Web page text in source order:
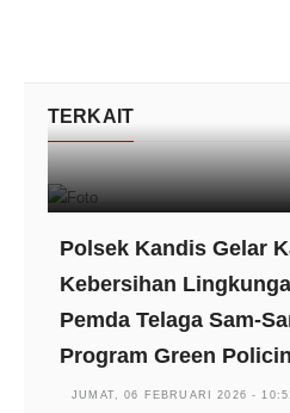
TERKAIT
Polsek Kandis Gelar
Kebersihan
Pemda Telaga Sam-
Program Green
JUMAT, 06 FEBRUARI 2026 -